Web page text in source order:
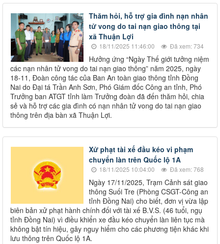
Thăm hỏi, hỗ trợ gia đình nạn nhân
tử vong do tai nạn giao thông tại
xã Thuận Lợi
18/11/2025 11:46:00 Đã xem: 734
Hưởng ứng “Ngày Thế giới tưởng niệm
các nạn nhân tử vong do tai nạn giao thông” năm 2025, ngày
18-11, Đoàn công tác của Ban An toàn giao thông tỉnh Đồng
Nai do Đại tá Trần Anh Sơn, Phó Giám đốc Công an tỉnh, Phó
Trưởng ban ATGT tỉnh làm Trưởng đoàn đã đến thăm hỏi, chia
sẻ và hỗ trợ các gia đình có nạn nhân tử vong do tai nạn giao
thông trên địa bàn xã Thuận Lợi.
Xử phạt tài xế đầu kéo vi phạm
chuyển làn trên Quốc lộ 1A
18/11/2025 10:04:00 Đã xem: 768
Ngày 17/11/2025, Trạm Cảnh sát giao
thông Suối Tre (Phòng CSGT-Công an
tỉnh Đồng Nai) cho biết, đơn vị vừa lập
biên bản xử phạt hành chính đối với tài xế B.V.S. (46 tuổi, ngụ
tỉnh Đồng Nai) vì điều khiển xe đầu kéo chuyển làn liên tục mà
không bật tín hiệu, gây nguy hiểm cho các phương tiện khác khi
lưu thông trên Quốc lộ 1A.